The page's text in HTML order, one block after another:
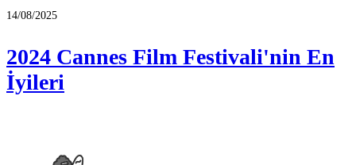
14/08/2025
2024 Cannes Film Festivali'nin En
İyileri